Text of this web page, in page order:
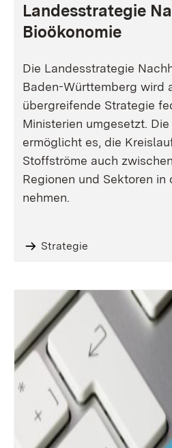
Landesstrategie
Bioökonomie
Die Landesstrategie
Baden-Württemberg wird
übergreifende Strategie
Ministerien umgesetzt.
ermöglicht es, die
Stoffströme auch
Regionen und Sektoren in
nehmen.
Strategie